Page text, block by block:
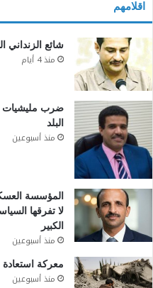
اقلامهم
شائع الزنداني
منذ 4 أيام
ضرب مليشيات
البلد
منذ أسبوعين
المؤسسة
لا تفرقها
الكبير
منذ أسبوعين
معركة استعادة
منذ أسبوعين